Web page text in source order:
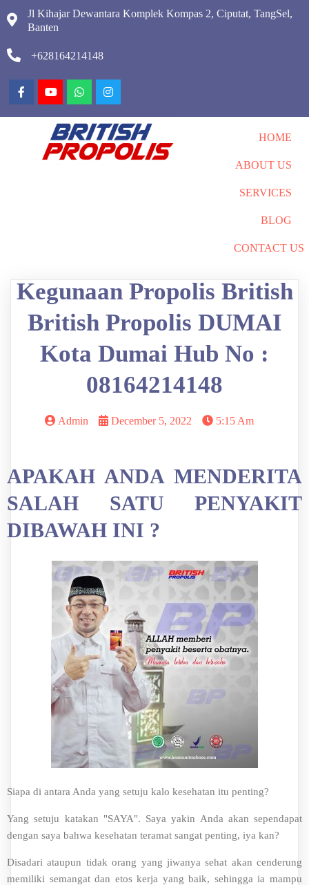
Jl Kihajar Dewantara Komplek Kompas 2, Ciputat, TangSel,
Banten
+628164214148
HOME
ABOUT US
SERVICES
BLOG
CONTACT US
Kegunaan Propolis British
British Propolis DUMAI
Kota Dumai Hub No :
08164214148
Admin December 5, 2022 5:15 Am
APAKAH ANDA MENDERITA
SALAH SATU PENYAKIT
DIBAWAH INI ?
Siapa di antara Anda yang setuju kalo kesehatan itu penting?
Yang setuju katakan "SAYA". Saya yakin Anda akan sependapat
dengan saya bahwa kesehatan teramat sangat penting, iya kan?
Disadari ataupun tidak orang yang jiwanya sehat akan cenderung
memiliki semangat dan etos kerja yang baik, sehingga ia mampu